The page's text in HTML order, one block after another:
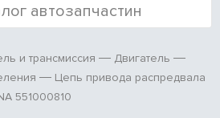
автозапчастин
и трансмиссия
Двигатель
Цепь привода распредвала
551000810